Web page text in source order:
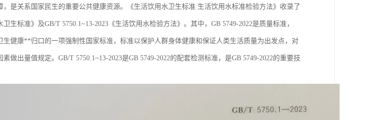
是关系国家民生的重要公共健康资源。《生活饮用水卫生标准 生活饮用水标准检验方法》收录了
生标准》及GB/T 5750.1~13-2023《生活饮用水检验方法》。其中，GB 5749-2022是质量标准，
生健康**归口的一项强制性国家标准，标准以保护人群身体健康和保证人类生活质量为出发点，对
做出量值规定。GB/T 5750.1~13-2023是GB 5749-2022的配套检测标准，是GB 5749-2022的重要技